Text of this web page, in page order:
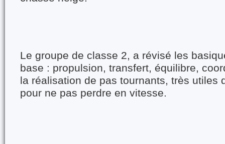
Le groupe de classe 2, a révisé les
base : propulsion, transfert, équilibre,
la réalisation de pas tournants, très utiles
pour ne pas perdre en vitesse.